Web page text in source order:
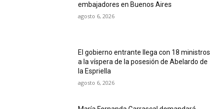
embajadores en Buenos Aires
agosto 6, 2026
El gobierno entrante llega con 18 ministros
a la víspera de la posesión de Abelardo de
la Espriella
agosto 6, 2026